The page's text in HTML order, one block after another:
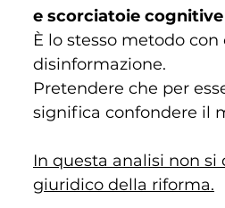
e scorciatoie cognitive
È lo stesso metodo
disinformazione.
Pretendere che per
significa confondere il
In questa analisi non
giuridico della riforma.